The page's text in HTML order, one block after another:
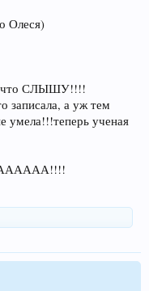
Олеся)
что СЛЫШУ!!!!
записала, а уж тем
умела!!!теперь ученая